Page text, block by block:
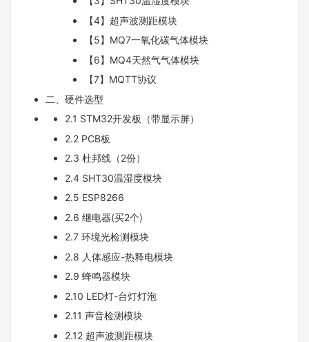
【4】超声波测距模块
【5】MQ7一氧化碳气体模块
【6】MQ4天然气气体模块
【7】MQTT协议
二、硬件选型
2.1 STM32开发板（带显示屏）
2.2 PCB板
2.3 杜邦线（2份）
2.4 SHT30温湿度模块
2.5 ESP8266
2.6 继电器(买2个)
2.7 环境光检测模块
2.8 人体感应-热释电模块
2.9 蜂鸣器模块
2.10 LED灯-台灯灯泡
2.11 声音检测模块
2.12 超声波测距模块